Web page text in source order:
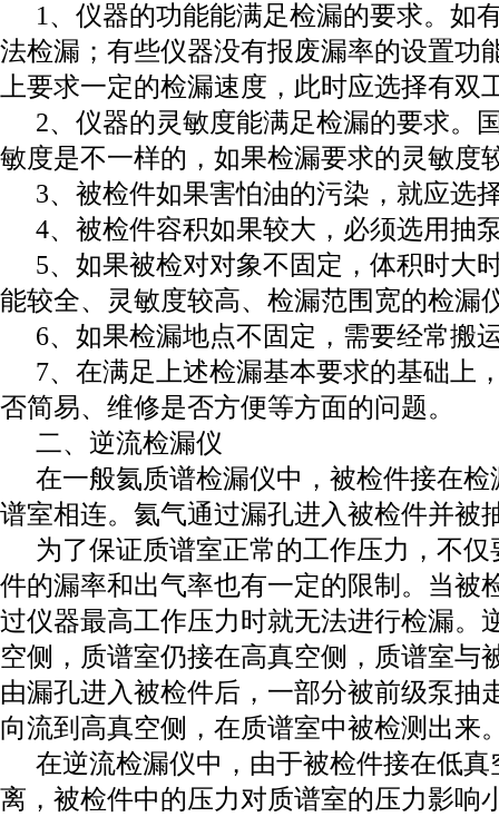
1、仪器的功能能满足检漏的要求。如
法检漏；有些仪器没有报废漏率的设置功
上要求一定的检漏速度，此时应选择有双
2、仪器的灵敏度能满足检漏的要求。
敏度是不一样的，如果检漏要求的灵敏度
3、被检件如果害怕油的污染，就应选
4、被检件容积如果较大，必须选用抽
5、如果被检对对象不固定，体积时大
能较全、灵敏度较高、检漏范围宽的检漏
6、如果检漏地点不固定，需要经常搬
7、在满足上述检漏基本要求的基础上
否简易、维修是否方便等方面的问题。
二、逆流检漏仪
在一般氦质谱检漏仪中，被检件接在
谱室相连。氦气通过漏孔进入被检件并被
为了保证质谱室正常的工作压力，不
件的漏率和出气率也有一定的限制。当被
过仪器最高工作压力时就无法进行检漏。
空侧，质谱室仍接在高真空侧，质谱室
由漏孔进入被检件后，一部分被前级泵抽
向流到高真空侧，在质谱室中被检测出来
在逆流检漏仪中，由于被检件接在低
离，被检件中的压力对质谱室的压力影响